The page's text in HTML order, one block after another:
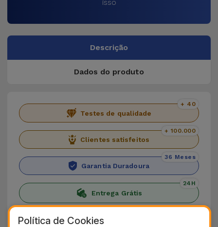
isso
Descrição
Dados do produto
Testes de qualidade
+ 40
Clientes satisfeitos
+ 100.000
Garantia Duradoura
36 Meses
Entrega Grátis
24H
Conheça o iPhone 13
Política de Cookies